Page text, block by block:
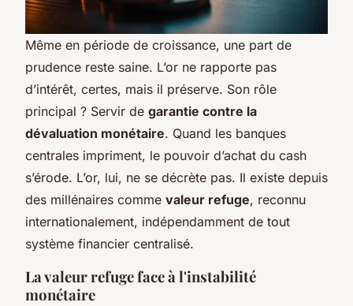
Même en période de croissance, une part de
prudence reste saine. L’or ne rapporte pas
d’intérêt, certes, mais il préserve. Son rôle
principal ? Servir de garantie contre la
dévaluation monétaire. Quand les banques
centrales impriment, le pouvoir d’achat du cash
s’érode. L’or, lui, ne se décrète pas. Il existe depuis
des millénaires comme valeur refuge, reconnu
internationalement, indépendamment de tout
système financier centralisé.
La valeur refuge face à l'instabilité
monétaire